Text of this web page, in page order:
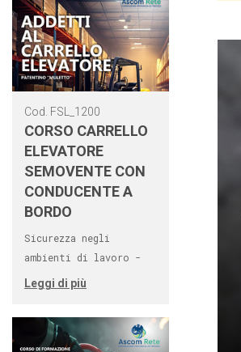
Cod. FSL_1200
CORSO CARRELLO
ELEVATORE
SEMOVENTE CON
CONDUCENTE A
BORDO
Sicurezza negli
ambienti di lavoro -
Leggi di più